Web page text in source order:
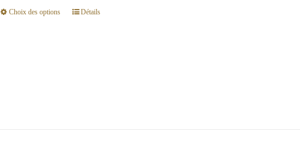
1
Choix des options
CeDétails